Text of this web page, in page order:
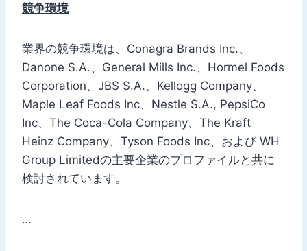
競争環境
業界の競争環境は、Conagra Brands Inc.、
Danone S.A.、General Mills Inc.、Hormel Foods
Corporation、JBS S.A.、Kellogg Company、
Maple Leaf Foods Inc、Nestle S.A., PepsiCo
Inc、The Coca-Cola Company、The Kraft
Heinz Company、Tyson Foods Inc、および WH
Group Limitedの主要企業のプロファイルと共に
検討されています。
…